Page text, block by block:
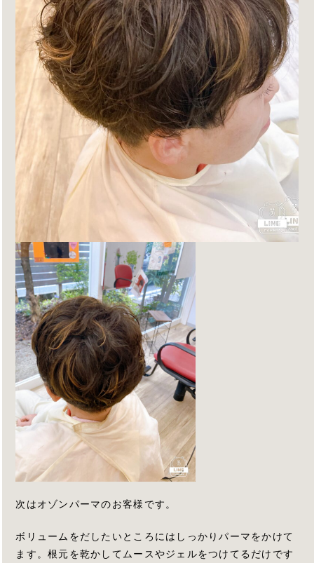
次はオゾンパーマのお客様です。
ボリュームをだしたいところにはしっかりパーマをかけて
ます。根元を乾かしてムースやジェルをつけてるだけです